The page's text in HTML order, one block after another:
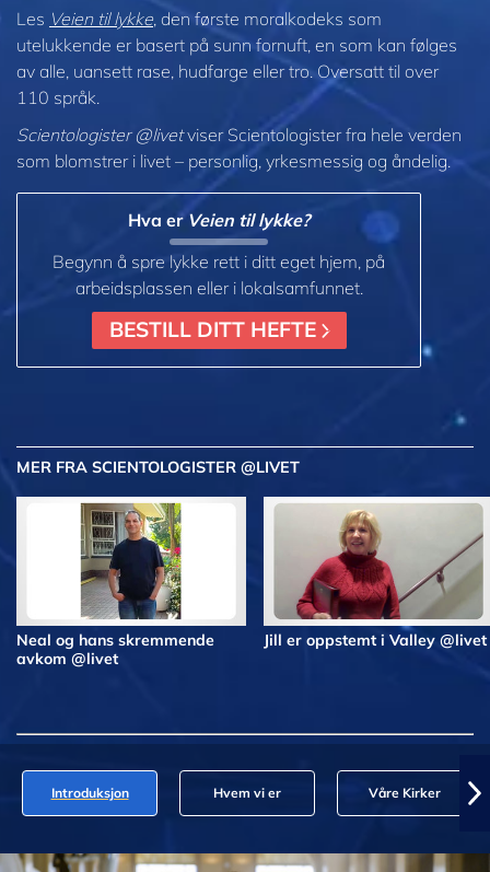
Les Veien til lykke, den første moralkodeks som
utelukkende er basert på sunn fornuft, en som kan følges
av alle, uansett rase, hudfarge eller tro. Oversatt til over
110 språk.
Scientologister @livetviser Scientologister fra hele verden
som blomstrer i livet – personlig, yrkesmessig og åndelig.
Hva erVeien til lykke?
Begynn å spre lykke rett i ditt eget hjem, på
arbeidsplassen eller i lokalsamfunnet.
BESTILL DITT HEFTE
MER FRA SCIENTOLOGISTER @LIVET
Neal og hans skremmende
avkom @livet
Jill er oppstemt i Valley @livet
Introduksjon Hvem vi er Våre Kirker